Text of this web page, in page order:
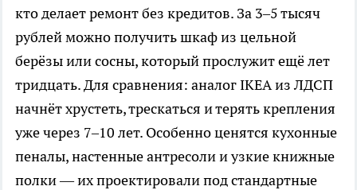
кто делает ремонт без кредитов. За 3–5 тысяч
рублей можно получить шкаф из цельной
берёзы или сосны, который прослужит ещё лет
тридцать. Для сравнения: аналог IKEA из ЛДСП
начнёт хрустеть, трескаться и терять крепления
уже через 7–10 лет. Особенно ценятся кухонные
пеналы, настенные антресоли и узкие книжные
полки — их проектировали под стандартные